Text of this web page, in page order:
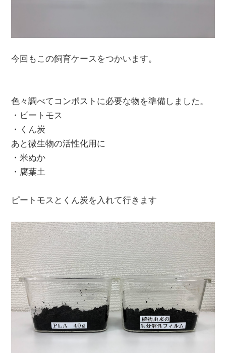
今回もこの飼育ケースをつかいます。
色々調べてコンポストに必要な物を準備しました。
・ピートモス
・くん炭
あと微生物の活性化用に
・米ぬか
・腐葉土
ピートモスとくん炭を入れて行きます